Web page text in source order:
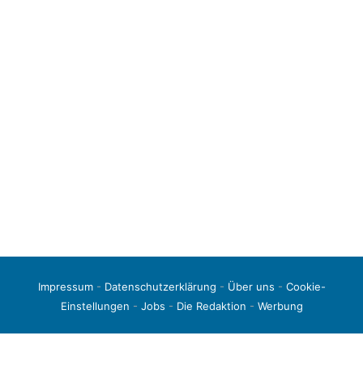
Impressum- Datenschutzerklärung - Über uns - Cookie-
Einstellungen - Jobs - Die Redaktion - Werbung